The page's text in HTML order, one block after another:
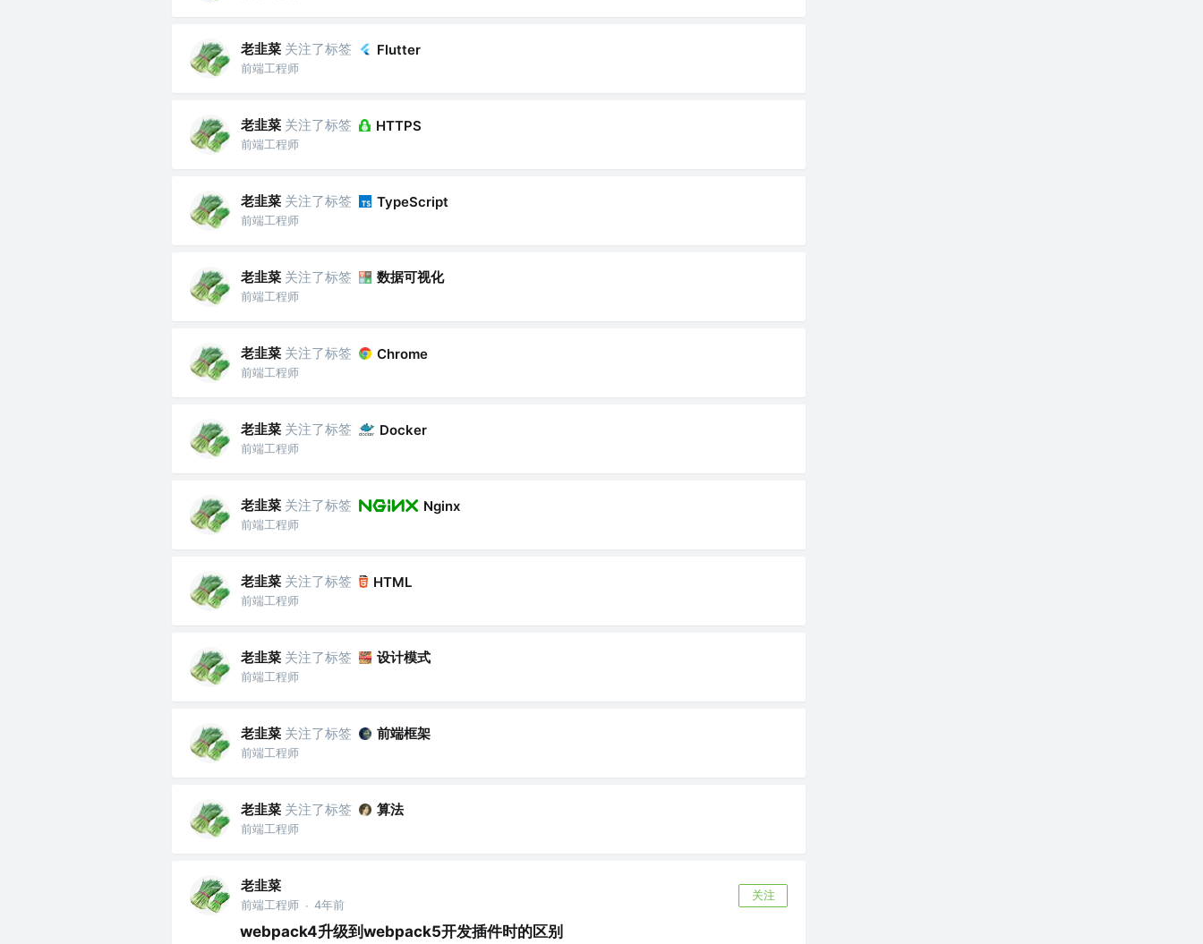
老韭菜 关注了标签 Flutter
前端工程师
老韭菜 关注了标签 HTTPS
前端工程师
老韭菜 关注了标签 TypeScript
前端工程师
老韭菜 关注了标签 数据可视化
前端工程师
老韭菜 关注了标签 Chrome
前端工程师
老韭菜 关注了标签 Docker
前端工程师
老韭菜 关注了标签 Nginx
前端工程师
老韭菜 关注了标签 HTML
前端工程师
老韭菜 关注了标签 设计模式
前端工程师
老韭菜 关注了标签 前端框架
前端工程师
老韭菜 关注了标签 算法
前端工程师
老韭菜
前端工程师 · 4年前
关注
webpack4升级到webpack5开发插件时的区别